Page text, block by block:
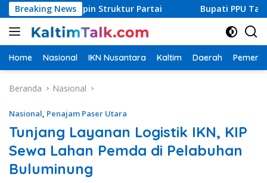
Langsung
ke
konten
Breaking News
Pimpin Struktur Partai Bupati PPU Targetkan
Home Nasional IKN Nusantara Kaltim Daerah
Beranda Nasional
Nasional, Penajam Paser Utara
Tunjang Layanan Logistik IKN, KIP
Sewa Lahan Pemda di Pelabuhan
Buluminung